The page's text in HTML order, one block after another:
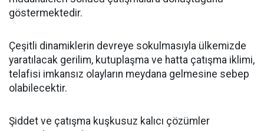
göstermektedir.
Çeşitli dinamiklerin devreye sokulmasıyla ülkemizde
yaratılacak gerilim, kutuplaşma ve hatta çatışma iklimi,
telafisi imkansız olayların meydana gelmesine sebep
olabilecektir.
Şiddet ve çatışma kuşkusuz kalıcı çözümler